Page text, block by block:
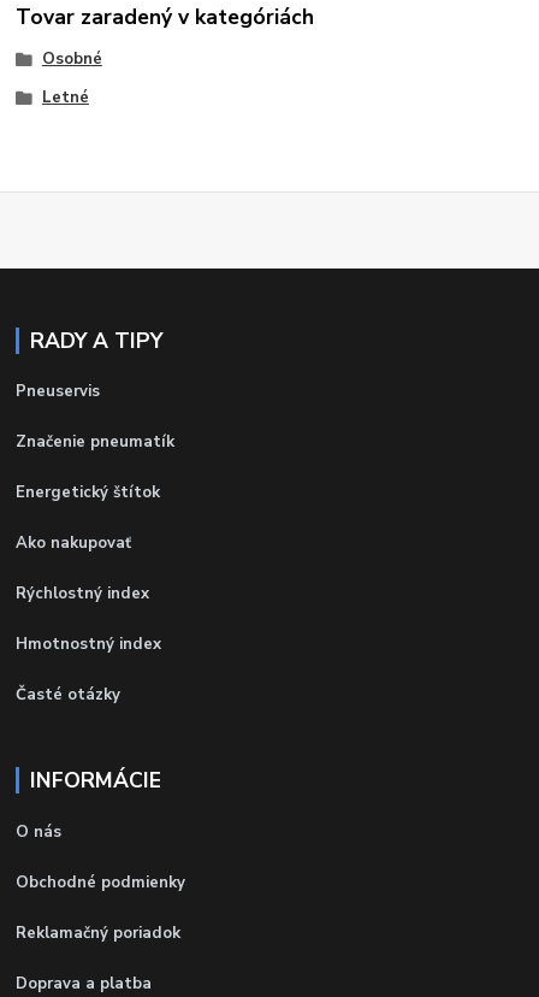
Tovar zaradený v kategóriách
Osobné
Letné
RADY A TIPY
Pneuservis
Značenie pneumatík
Energetický štítok
Ako nakupovať
Rýchlostný index
Hmotnostný index
Časté otázky
INFORMÁCIE
O nás
Obchodné podmienky
Reklamačný poriadok
Doprava a platba